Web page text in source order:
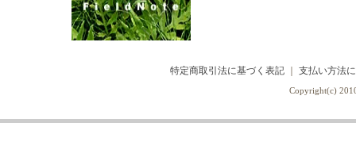
特定商取引法に基づく表記 支払い方法
Copyright(c)